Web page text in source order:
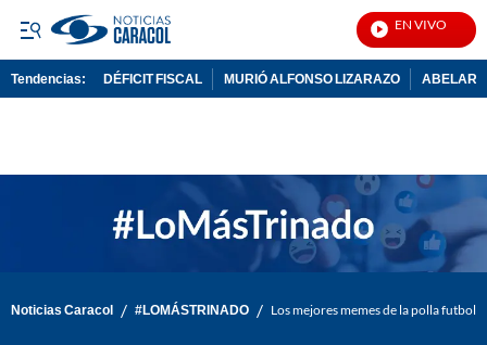
EN VIVO
Tendencias: DÉFICIT FISCAL MURIÓ ALFONSO LIZARAZO
Noticias Caracol / #LOMÁSTRINADO / Los mejores memes de la polla